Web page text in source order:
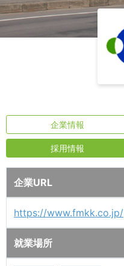
企業情報
採用情報
企業URL
https://www.fmkk.co.jp/
就業場所